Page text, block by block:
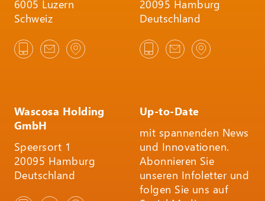
6005 Luzern
Schweiz
20095 Hamburg
Deutschland
Wascosa Holding
GmbH
Speersort 1
20095 Hamburg
Deutschland
Up-to-Date
mit spannenden News
und Innovationen.
Abonnieren Sie
unseren Infoletter und
folgen Sie uns auf